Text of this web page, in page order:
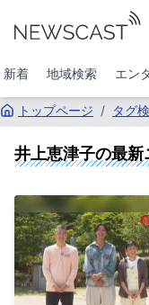
新着 地域検索 エン
トップページ / タグ
井上恵津子の最新